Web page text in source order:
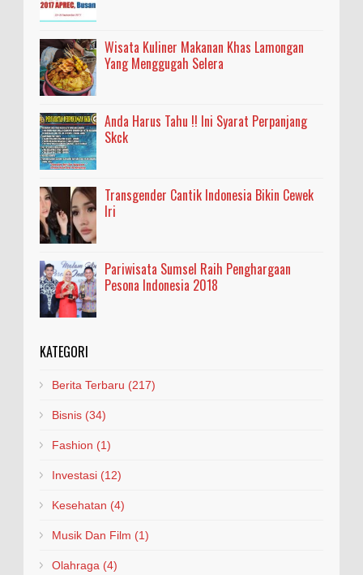
Wisata Kuliner Makanan Khas Lamongan
Yang Menggugah Selera
Anda Harus Tahu !! Ini Syarat Perpanjang
Skck
Transgender Cantik Indonesia Bikin Cewek
Iri
Pariwisata Sumsel Raih Penghargaan
Pesona Indonesia 2018
KATEGORI
Berita Terbaru (217)
Bisnis (34)
Fashion (1)
Investasi (12)
Kesehatan (4)
Musik Dan Film (1)
Olahraga (4)